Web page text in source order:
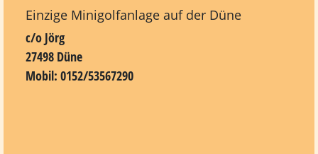
Einzige Minigolfanlage auf der Düne
c/o Jörg
27498 Düne
Mobil: 0152/53567290